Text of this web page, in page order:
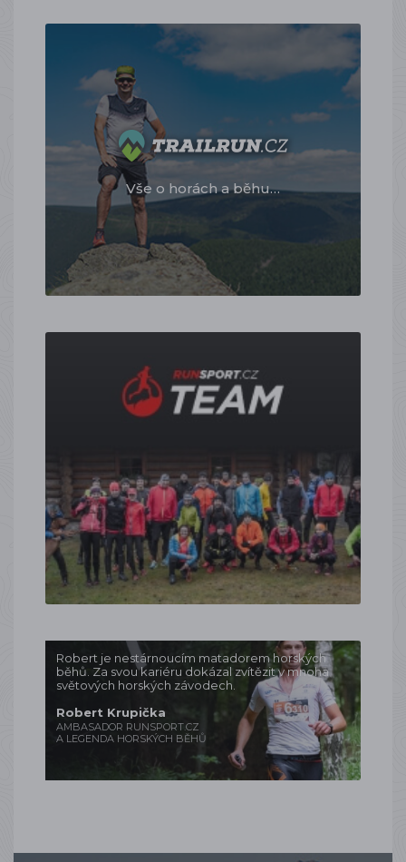
Vše o horách a běhu…
Robert je nestárnoucím matadorem horských
běhů. Za svou kariéru dokázal zvítězit v mnoha
světových horských závodech.
Robert Krupička
AMBASADOR RUNSPORT.CZ
A LEGENDA HORSKÝCH BĚHŮ